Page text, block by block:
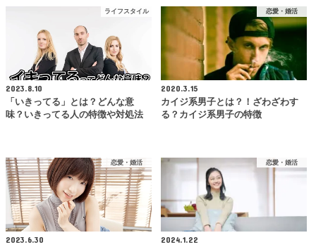
ライフスタイル
2023.8.10
「いきってる」とは？どんな意
味？いきってる人の特徴や対処法
恋愛・婚活
2020.3.15
カイジ系男子とは？！ざわざわす
る？カイジ系男子の特徴
恋愛・婚活
2023.6.30
恋愛・婚活
2024.1.22